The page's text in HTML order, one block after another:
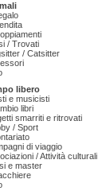
/ Trovati
/ Catsitter
libero
e musicisti
libri
smarriti e ritrovati
/ Sport
di viaggio
/ Attività culturali
e master